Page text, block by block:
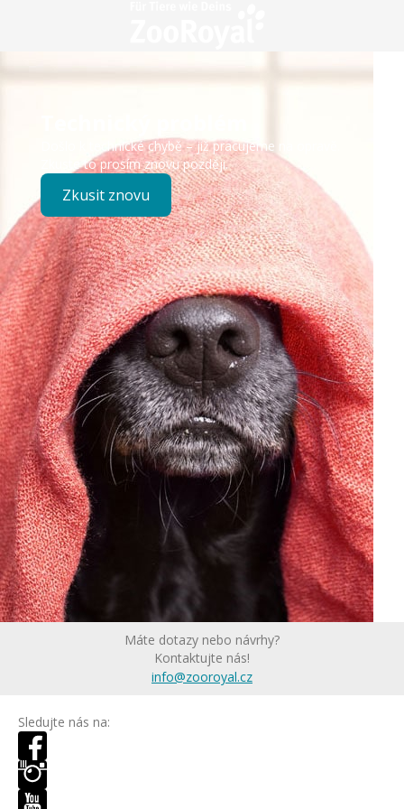
Došlo k technické chybě – již pracujeme na opravě.
Zkuste to prosím znovu později.
Zkusit znovu
Máte dotazy nebo návrhy?
Kontaktujte nás!
info@zooroyal.cz
Sledujte nás na: